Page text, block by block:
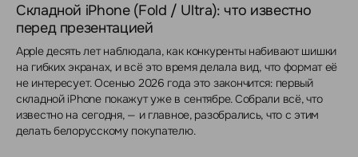
Складной iPhone (Fold / Ultra): что известно
перед презентацией
Apple десять лет наблюдала, как конкуренты набивают шишки
на гибких экранах, и всё это время делала вид, что формат её
не интересует. Осенью 2026 года это закончится: первый
складной iPhone покажут уже в сентябре. Собрали всё, что
известно на сегодня, — и главное, разобрались, что с этим
делать белорусскому покупателю.